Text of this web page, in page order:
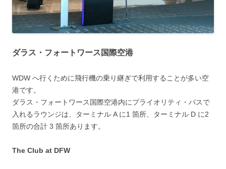
ダラス・フォートワース国際空港
WDW へ行くために飛行機の乗り継ぎで利用することが多い空
港です。
ダラス・フォートワース国際空港内にプライオリティ・パスで
入れるラウンジは、ターミナル A に1 箇所、ターミナル D に2
箇所の合計 3 箇所あります。
The Club at DFW